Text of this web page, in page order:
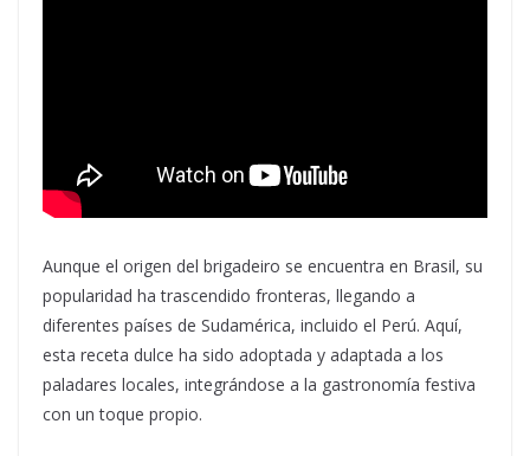
Aunque el origen del brigadeiro se encuentra en Brasil, su
popularidad ha trascendido fronteras, llegando a
diferentes países de Sudamérica, incluido el Perú. Aquí,
esta receta dulce ha sido adoptada y adaptada a los
paladares locales, integrándose a la gastronomía festiva
con un toque propio.